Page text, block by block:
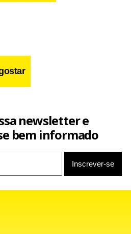
a cultura do campo seja
campo e tenha seus direitos
21, após 24 horas de viagem
newsletter e
bem informado